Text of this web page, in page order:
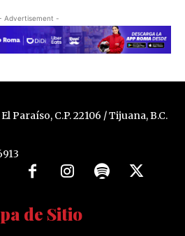
Advertisement -
Paraíso, C.P. 22106 / Tijuana, B.C.
de Sitio